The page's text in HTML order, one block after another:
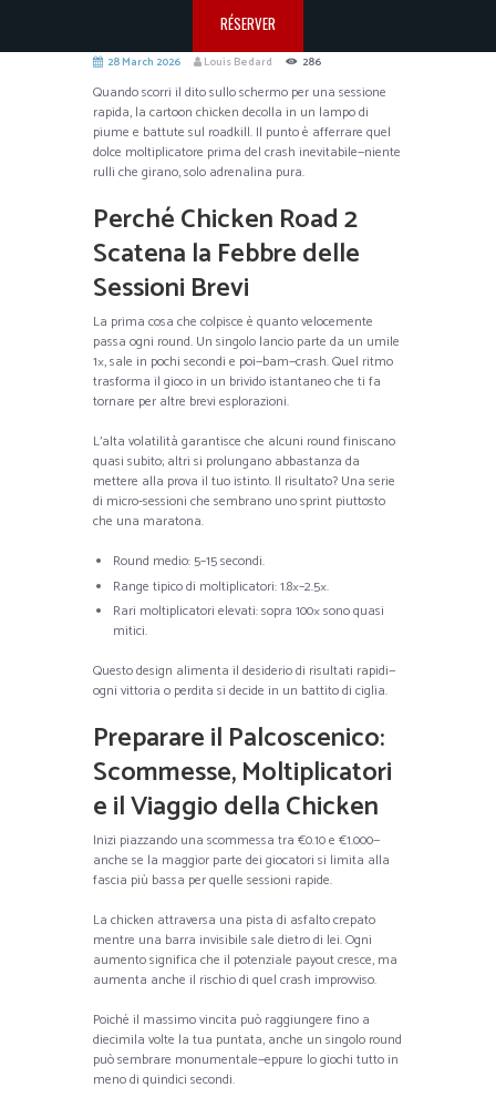
RÉSERVER
28 March 2026 Louis Bedard 286
Quando scorri il dito sullo schermo per una sessione
rapida, la cartoon chicken decolla in un lampo di
piume e battute sul roadkill. Il punto è afferrare quel
dolce moltiplicatore prima del crash inevitabile—niente
rulli che girano, solo adrenalina pura.
Perché Chicken Road 2
Scatena la Febbre delle
Sessioni Brevi
La prima cosa che colpisce è quanto velocemente
passa ogni round. Un singolo lancio parte da un umile
1×, sale in pochi secondi e poi—bam—crash. Quel ritmo
trasforma il gioco in un brivido istantaneo che ti fa
tornare per altre brevi esplorazioni.
L’alta volatilità garantisce che alcuni round finiscano
quasi subito; altri si prolungano abbastanza da
mettere alla prova il tuo istinto. Il risultato? Una serie
di micro‑sessioni che sembrano uno sprint piuttosto
che una maratona.
Round medio: 5–15 secondi.
Range tipico di moltiplicatori: 1.8×–2.5×.
Rari moltiplicatori elevati: sopra 100× sono quasi
mitici.
Questo design alimenta il desiderio di risultati rapidi—
ogni vittoria o perdita si decide in un battito di ciglia.
Preparare il Palcoscenico:
Scommesse, Moltiplicatori
e il Viaggio della Chicken
Inizi piazzando una scommessa tra €0.10 e €1.000—
anche se la maggior parte dei giocatori si limita alla
fascia più bassa per quelle sessioni rapide.
La chicken attraversa una pista di asfalto crepato
mentre una barra invisibile sale dietro di lei. Ogni
aumento significa che il potenziale payout cresce, ma
aumenta anche il rischio di quel crash improvviso.
Poiché il massimo vincita può raggiungere fino a
diecimila volte la tua puntata, anche un singolo round
può sembrare monumentale—eppure lo giochi tutto in
meno di quindici secondi.